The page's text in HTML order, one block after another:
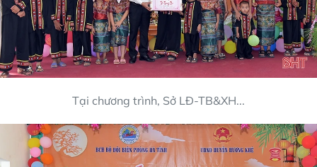
Tại chương trình, Sở LĐ-TB&XH...